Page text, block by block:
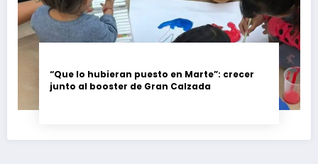
“Que lo hubieran puesto en Marte”: crecer
junto al booster de Gran Calzada